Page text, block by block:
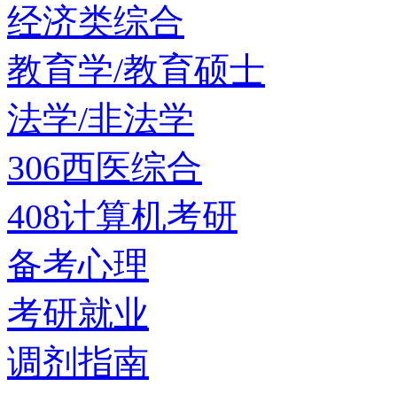
经济类综合
教育学/教育硕士
法学/非法学
306西医综合
408计算机考研
备考心理
考研就业
调剂指南